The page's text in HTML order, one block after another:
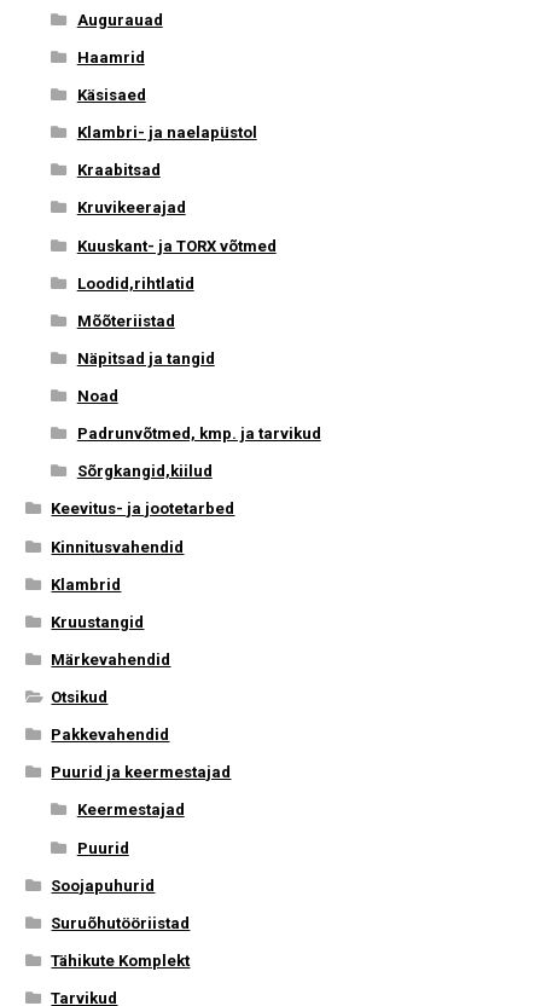
Augurauad
Haamrid
Käsisaed
Klambri- ja naelapüstol
Kraabitsad
Kruvikeerajad
Kuuskant- ja TORX võtmed
Loodid,rihtlatid
Mõõteriistad
Näpitsad ja tangid
Noad
Padrunvõtmed, kmp. ja tarvikud
Sõrgkangid,kiilud
Keevitus- ja jootetarbed
Kinnitusvahendid
Klambrid
Kruustangid
Märkevahendid
Otsikud
Pakkevahendid
Puurid ja keermestajad
Keermestajad
Puurid
Soojapuhurid
Suruõhutööriistad
Tähikute Komplekt
Tarvikud